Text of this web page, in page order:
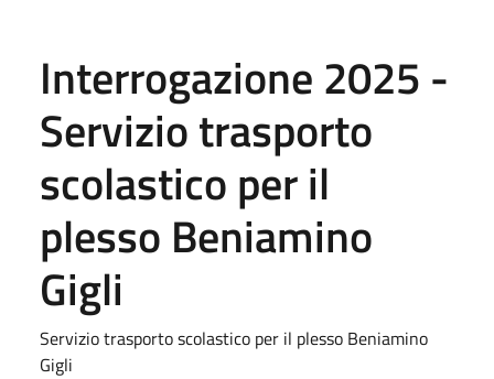
Interrogazione 2025 -
Servizio trasporto
scolastico per il
plesso Beniamino
Gigli
Servizio trasporto scolastico per il plesso Beniamino
Gigli